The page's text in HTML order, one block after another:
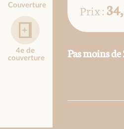
Couverture
4e de
couverture
Prix :
Pas moins